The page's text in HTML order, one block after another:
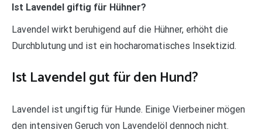
Ist Lavendel giftig für Hühner?
Lavendel wirkt beruhigend auf die Hühner, erhöht die
Durchblutung und ist ein hocharomatisches Insektizid.
Ist Lavendel gut für den Hund?
Lavendel ist ungiftig für Hunde. Einige Vierbeiner mögen
den intensiven Geruch von Lavendelöl dennoch nicht.